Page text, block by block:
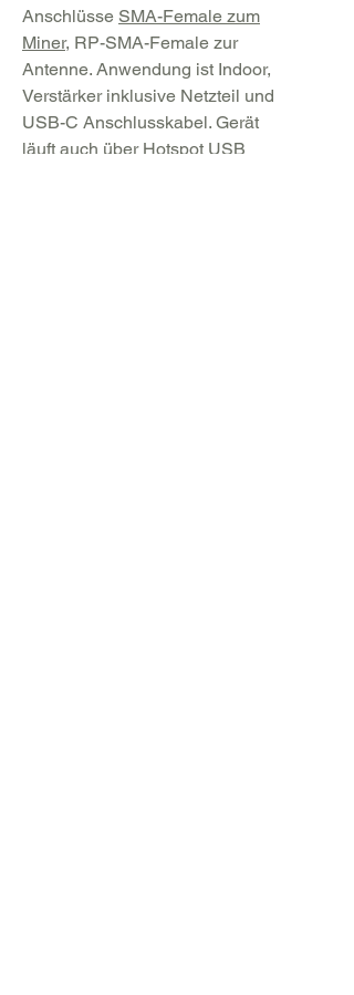
Anschlüsse SMA-Female zum
Miner, RP-SMA-Female zur
Antenne. Anwendung ist Indoor,
Verstärker inklusive Netzteil und
USB-C Anschlusskabel. Gerät
läuft auch über Hotspot USB